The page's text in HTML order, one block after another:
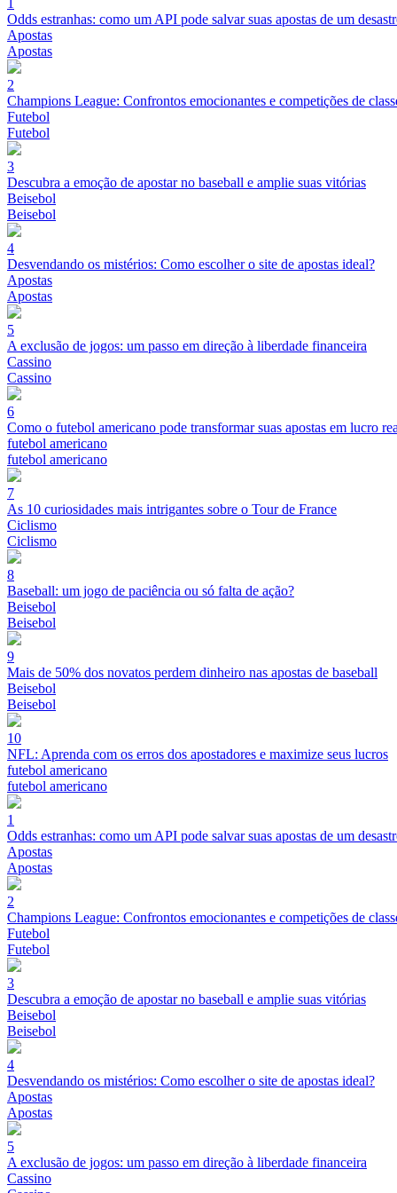
Odds estranhas: como um API pode salvar suas apostas de um
Apostas
Apostas
2
Champions League: Confrontos emocionantes e competições de
Futebol
Futebol
3
Descubra a emoção de apostar no baseball e amplie suas vitórias
Beisebol
Beisebol
4
Desvendando os mistérios: Como escolher o site de apostas ideal?
Apostas
Apostas
5
A exclusão de jogos: um passo em direção à liberdade financeira
Cassino
Cassino
6
Como o futebol americano pode transformar suas apostas em lucro
futebol americano
futebol americano
7
As 10 curiosidades mais intrigantes sobre o Tour de France
Ciclismo
Ciclismo
8
Baseball: um jogo de paciência ou só falta de ação?
Beisebol
Beisebol
9
Mais de 50% dos novatos perdem dinheiro nas apostas de baseball
Beisebol
Beisebol
10
NFL: Aprenda com os erros dos apostadores e maximize seus lucros
futebol americano
futebol americano
1
Odds estranhas: como um API pode salvar suas apostas de um
Apostas
Apostas
2
Champions League: Confrontos emocionantes e competições de
Futebol
Futebol
3
Descubra a emoção de apostar no baseball e amplie suas vitórias
Beisebol
Beisebol
4
Desvendando os mistérios: Como escolher o site de apostas ideal?
Apostas
Apostas
5
A exclusão de jogos: um passo em direção à liberdade financeira
Cassino